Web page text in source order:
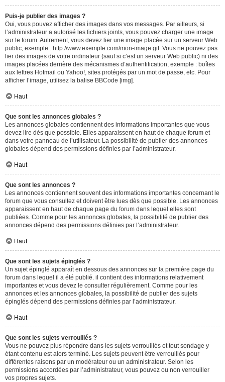
Puis-je publier des images ?
Oui, vous pouvez afficher des images dans vos messages. Par ailleurs, si
l’administrateur a autorisé les fichiers joints, vous pouvez charger une image
sur le forum. Autrement, vous devez lier une image placée sur un serveur Web
public, exemple : http://www.exemple.com/mon-image.gif. Vous ne pouvez pas
lier des images de votre ordinateur (sauf si c’est un serveur Web public) ni des
images placées derrière des mécanismes d’authentification, exemple : boîtes
aux lettres Hotmail ou Yahoo!, sites protégés par un mot de passe, etc. Pour
afficher l’image, utilisez la balise BBCode [img].
Haut
Que sont les annonces globales ?
Les annonces globales contiennent des informations importantes que vous
devez lire dès que possible. Elles apparaissent en haut de chaque forum et
dans votre panneau de l’utilisateur. La possibilité de publier des annonces
globales dépend des permissions définies par l’administrateur.
Haut
Que sont les annonces ?
Les annonces contiennent souvent des informations importantes concernant le
forum que vous consultez et doivent être lues dès que possible. Les annonces
apparaissent en haut de chaque page du forum dans lequel elles sont
publiées. Comme pour les annonces globales, la possibilité de publier des
annonces dépend des permissions définies par l’administrateur.
Haut
Que sont les sujets épinglés ?
Un sujet épinglé apparaît en dessous des annonces sur la première page du
forum dans lequel il a été publié. il contient des informations relativement
importantes et vous devez le consulter régulièrement. Comme pour les
annonces et les annonces globales, la possibilité de publier des sujets
épinglés dépend des permissions définies par l’administrateur.
Haut
Que sont les sujets verrouillés ?
Vous ne pouvez plus répondre dans les sujets verrouillés et tout sondage y
étant contenu est alors terminé. Les sujets peuvent être verrouillés pour
différentes raisons par un modérateur ou un administrateur. Selon les
permissions accordées par l’administrateur, vous pouvez ou non verrouiller
vos propres sujets.